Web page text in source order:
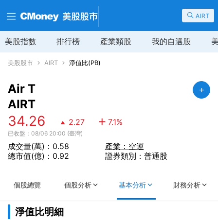
AIRT
美股指數 排行榜 產業類股 我的自選股
美股股市 AIRT 淨值比(PB)
Air T
AIRT
34.26 2.27 7.1%
已收盤：08/06 20:00 (臺灣)
成交量(萬)：0.58
總市值(億)：0.92
產業：空運
證券類別：普通股
個股總覽 個股分析 基本分析 財務分析
淨值比明細